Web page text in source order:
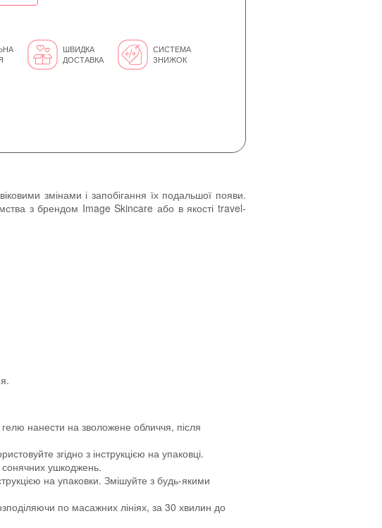
ШВИДКА
ДОСТАВКА
СИСТЕМА
ЗНИЖОК
змінами і запобігання їх подальшої появи.
з брендом Image Skincare або в якості travel-
гелю нанести на зволожене обличчя, після
згідно з інструкцією на упаковці.
сонячних ушкоджень.
на упаковки. Змішуйте з будь-якими
по масажних лініях, за 30 хвилин до